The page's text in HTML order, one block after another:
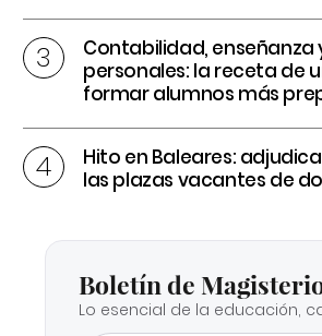
Contabilidad, enseñanza
personales: la receta de
formar alumnos más
Hito en Baleares:
las plazas vacantes de
Boletín de
Lo esencial de la educación,